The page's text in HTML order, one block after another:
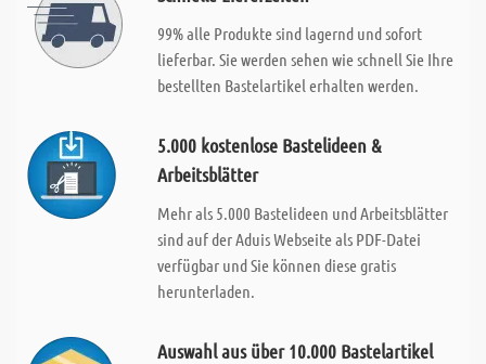
99% alle Produkte sind lagernd und sofort
lieferbar. Sie werden sehen wie schnell Sie Ihre
bestellten Bastelartikel erhalten werden.
5.000 kostenlose Bastelideen &
Arbeitsblätter
Mehr als 5.000 Bastelideen und Arbeitsblätter
sind auf der Aduis Webseite als PDF-Datei
verfügbar und Sie können diese gratis
herunterladen.
Auswahl aus über 10.000 Bastelartikel